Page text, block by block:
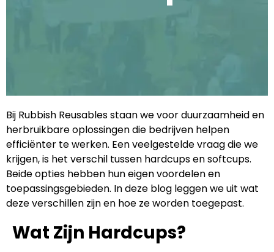
Bij Rubbish Reusables staan we voor duurzaamheid en
herbruikbare oplossingen die bedrijven helpen
efficiënter te werken. Een veelgestelde vraag die we
krijgen, is het verschil tussen hardcups en softcups.
Beide opties hebben hun eigen voordelen en
toepassingsgebieden. In deze blog leggen we uit wat
deze verschillen zijn en hoe ze worden toegepast.
Wat Zijn Hardcups?